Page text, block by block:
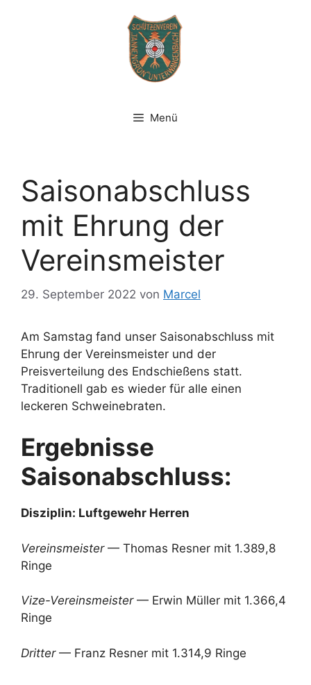
Menü
Saisonabschluss
mit Ehrung der
Vereinsmeister
29. September 2022 von Marcel
Am Samstag fand unser Saisonabschluss mit
Ehrung der Vereinsmeister und der
Preisverteilung des Endschießens statt.
Traditionell gab es wieder für alle einen
leckeren Schweinebraten.
Ergebnisse
Saisonabschluss:
Disziplin: Luftgewehr Herren
Vereinsmeister— Thomas Resner mit 1.389,8
Ringe
Vize-Vereinsmeister— Erwin Müller mit 1.366,4
Ringe
Dritter— Franz Resner mit 1.314,9 Ringe